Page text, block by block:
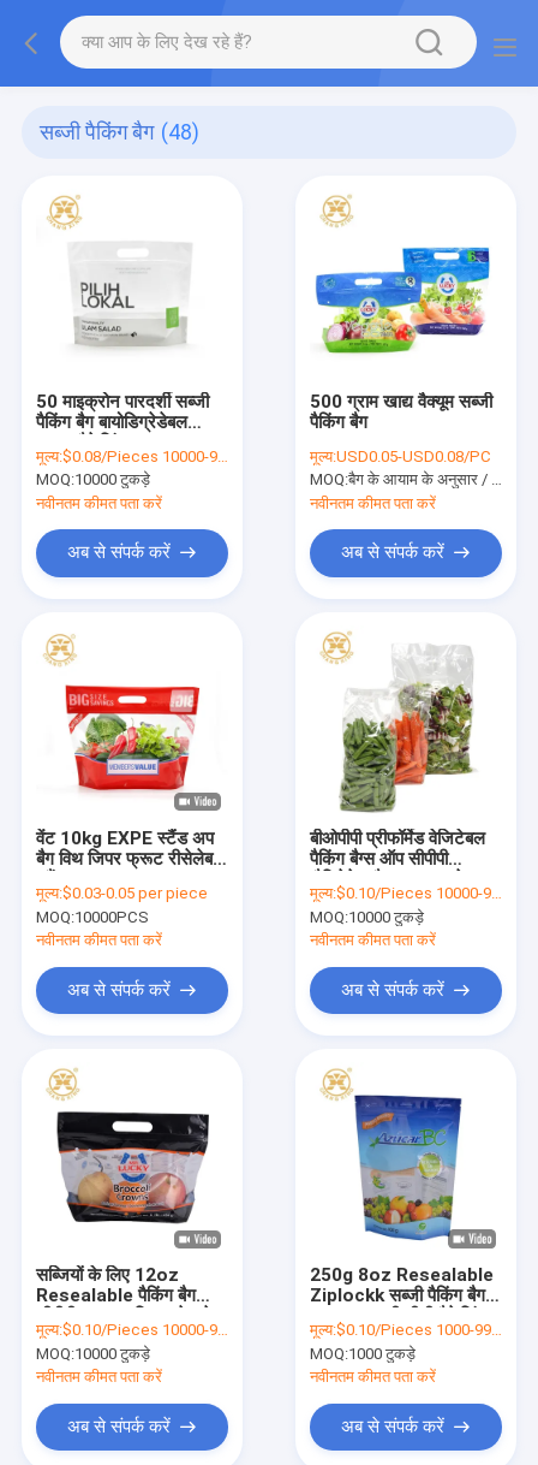
सब्जी पैकिंग बैग (48)
50 माइक्रोन पारदर्शी सब्जी
पैकिंग बैग बायोडिग्रेडेबल
मूल्य:$0.08/Pieces 10000-99999 Pieces
MOQ:10000 टुकड़े
नवीनतम कीमत पता करें
अब से संपर्क करें
500 ग्राम खाद्य वैक्यूम सब्जी
पैकिंग बैग
मूल्य:USD0.05-USD0.08/PC
MOQ:बैग के आयाम के अनुसार / 20,000 पीसी
नवीनतम कीमत पता करें
अब से संपर्क करें
वेंट 10kg EXPE स्टैंड अप
बैग विथ जिपर फ्रूट रीसेलेबल
मूल्य:$0.03-0.05 per piece
MOQ:10000PCS
नवीनतम कीमत पता करें
अब से संपर्क करें
बीओपीपी प्रीफॉर्मेड वेजिटेबल
पैकिंग बैग्स ऑप सीपीपी
स्टैंड अप पाउच
मूल्य:$0.10/Pieces 10000-99999 Pieces
MOQ:10000 टुकड़े
नवीनतम कीमत पता करें
अब से संपर्क करें
सब्जियों के लिए 12oz
Resealable पैकिंग बैग
साथ पाउच खड़े हो जाओ
मूल्य:$0.10/Pieces 10000-99999 Pieces
MOQ:10000 टुकड़े
नवीनतम कीमत पता करें
अब से संपर्क करें
250g 8oz Resealable
Ziplockk सब्जी पैकिंग बैग
पाउच
मूल्य:$0.10/Pieces 1000-99999 Pieces
MOQ:1000 टुकड़े
नवीनतम कीमत पता करें
अब से संपर्क करें